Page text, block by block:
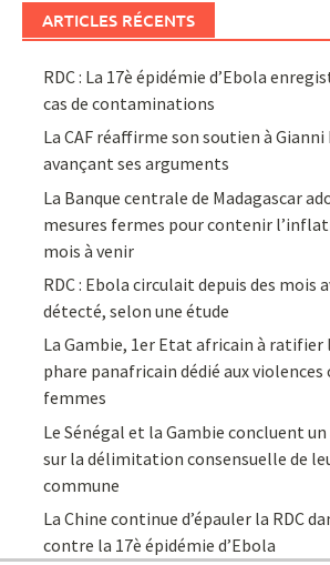
ARTICLES RÉCENTS
RDC : La 17è épidémie d’Ebola
cas de contaminations
La CAF réaffirme son soutien à
avançant ses arguments
La Banque centrale de Madagascar
mesures fermes pour contenir
mois à venir
RDC : Ebola circulait depuis des mois
détecté, selon une étude
La Gambie, 1er Etat africain à
phare panafricain dédié aux
femmes
Le Sénégal et la Gambie concluent
sur la délimitation consensuelle de
commune
La Chine continue d’épauler la RDC
contre la 17è épidémie d’Ebola